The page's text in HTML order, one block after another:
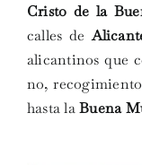
Cristo de la
calles de
alicantinos que
no,
hasta laBuena